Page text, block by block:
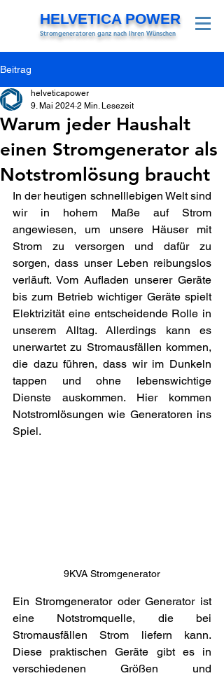
Stromgeneratoren ganz nach Ihren Wünschen
HELVETICA POWER
Beitrag
Warum jeder Haushalt
einen Stromgenerator als
Notstromlösung braucht
helveticapower
9. Mai 2024 2 Min. Lesezeit
In der heutigen schnelllebigen Welt sind
wir in hohem Maße auf Strom
angewiesen, um unsere Häuser mit
Strom zu versorgen und dafür zu
sorgen, dass unser Leben reibungslos
verläuft. Vom Aufladen unserer Geräte
bis zum Betrieb wichtiger Geräte spielt
Elektrizität eine entscheidende Rolle in
unserem Alltag. Allerdings kann es
unerwartet zu Stromausfällen kommen,
die dazu führen, dass wir im Dunkeln
tappen und ohne lebenswichtige
Dienste auskommen. Hier kommen
Notstromlösungen wie Generatoren ins
Spiel.
9KVA Stromgenerator
Ein Stromgenerator oder Generator ist
eine Notstromquelle, die bei
Stromausfällen Strom liefern kann.
Diese praktischen Geräte gibt es in
verschiedenen Größen und